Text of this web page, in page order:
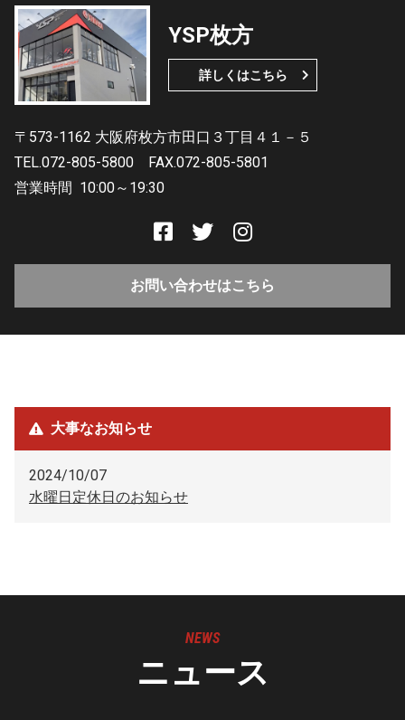
YSP枚方
詳しくはこちら
〒573-1162 大阪府枚方市田口３丁目４１－５
TEL.072-805-5800
FAX.072-805-5801
営業時間 10:00～19:30
お問い合わせはこちら
大事なお知らせ
2024/10/07
水曜日定休日のお知らせ
NEWS
ニュース